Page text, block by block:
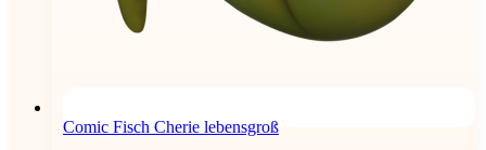
Comic Fisch Cherie lebensgroß